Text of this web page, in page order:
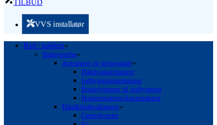
TILBUD
VVS installatør
Bad / køkken
Badeværelse
Armaturer og termostater
Håndvaskarmaturer
Indbygningsarmaturer
Brusesystemer til indbygning
Brusearmaturer/kararmaturer
Håndklæderadiatorer
Centralvarme